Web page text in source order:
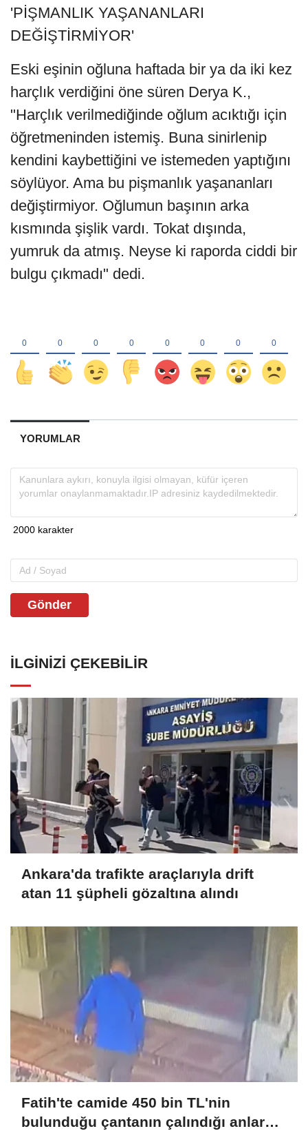
'PİŞMANLIK YAŞANANLARI
DEĞİŞTİRMİYOR'
Eski eşinin oğluna haftada bir ya da iki kez
harçlık verdiğini öne süren Derya K.,
"Harçlık verilmediğinde oğlum acıktığı için
öğretmeninden istemiş. Buna sinirlenip
kendini kaybettiğini ve istemeden yaptığını
söylüyor. Ama bu pişmanlık yaşananları
değiştirmiyor. Oğlumun başının arka
kısmında şişlik vardı. Tokat dışında,
yumruk da atmış. Neyse ki raporda ciddi bir
bulgu çıkmadı" dedi.
YORUMLAR
Gönder
İLGINIZI ÇEKEBILIR
Ankara'da trafikte araçlarıyla drift
atan 11 şüpheli gözaltına alındı
Fatih'te camide 450 bin TL'nin
bulunduğu çantanın çalındığı anlar